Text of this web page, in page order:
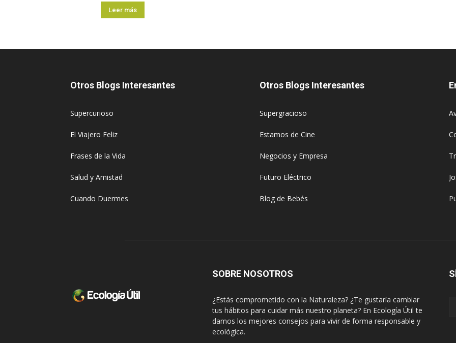
Leer más
Otros Blogs Interesantes
Supercurioso
El Viajero Feliz
Frases de la Vida
Salud y Amistad
Cuando Duermes
Otros Blogs Interesantes
Supergracioso
Estamos de Cine
Negocios y Empresa
Futuro Eléctrico
Blog de Bebés
SOBRE NOSOTROS
¿Estás comprometido con la Naturaleza? ¿Te gustaría cambiar
tus hábitos para cuidar más nuestro planeta? En Ecología Útil te
damos los mejores consejos para vivir de forma responsable y
ecológica.